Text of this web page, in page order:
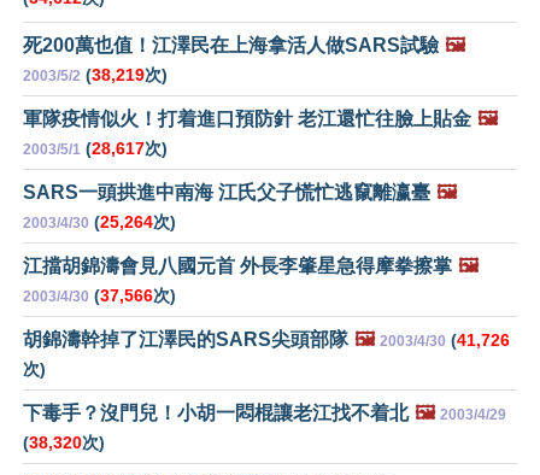
死200萬也值！江澤民在上海拿活人做SARS試驗 🖼️
2003/5/2 (38,219次)
軍隊疫情似火！打着進口預防針 老江還忙往臉上貼金 🖼️
2003/5/1 (28,617次)
SARS一頭拱進中南海 江氏父子慌忙逃竄離瀛臺 🖼️
2003/4/30 (25,264次)
江擋胡錦濤會見八國元首 外長李肇星急得摩拳擦掌 🖼️
2003/4/30 (37,566次)
胡錦濤幹掉了江澤民的SARS尖頭部隊 🖼️ 2003/4/30 (41,726
次)
下毒手？沒門兒！小胡一悶棍讓老江找不着北 🖼️ 2003/4/29
(38,320次)